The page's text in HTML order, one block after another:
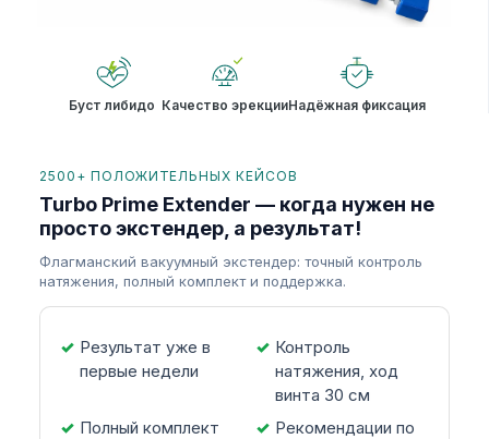
Буст либидо Качество эрекцииНадёжная фиксация
2500+ ПОЛОЖИТЕЛЬНЫХ КЕЙСОВ
Turbo Prime Extender — когда нужен не
просто экстендер, а результат!
Флагманский вакуумный экстендер: точный контроль
натяжения, полный комплект и поддержка.
Результат уже в
первые недели
Контроль
натяжения, ход
винта 30 см
Полный комплект
Рекомендации по